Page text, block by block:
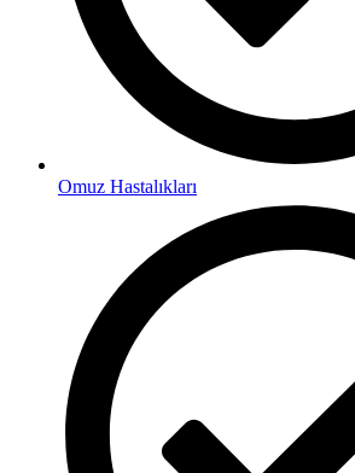
Omuz Hastalıkları